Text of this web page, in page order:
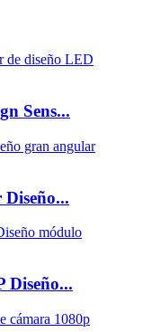
Sens...
Diseño...